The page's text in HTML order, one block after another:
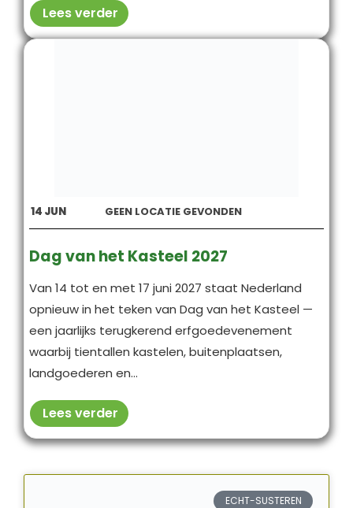
Lees verder
14 JUN GEEN LOCATIE GEVONDEN
Dag van het Kasteel 2027
Van 14 tot en met 17 juni 2027 staat Nederland
opnieuw in het teken van Dag van het Kasteel —
een jaarlijks terugkerend erfgoedevenement
waarbij tientallen kastelen, buitenplaatsen,
landgoederen en...
Lees verder
ECHT-SUSTEREN